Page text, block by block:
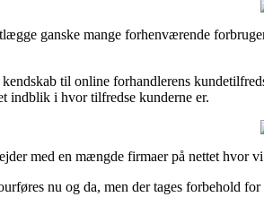
ganske mange forhenværende
til online forhandlerens
indblik i hvor tilfredse kunderne er.
med en mængde firmaer på nettet
nu og da, men der tages forbehold